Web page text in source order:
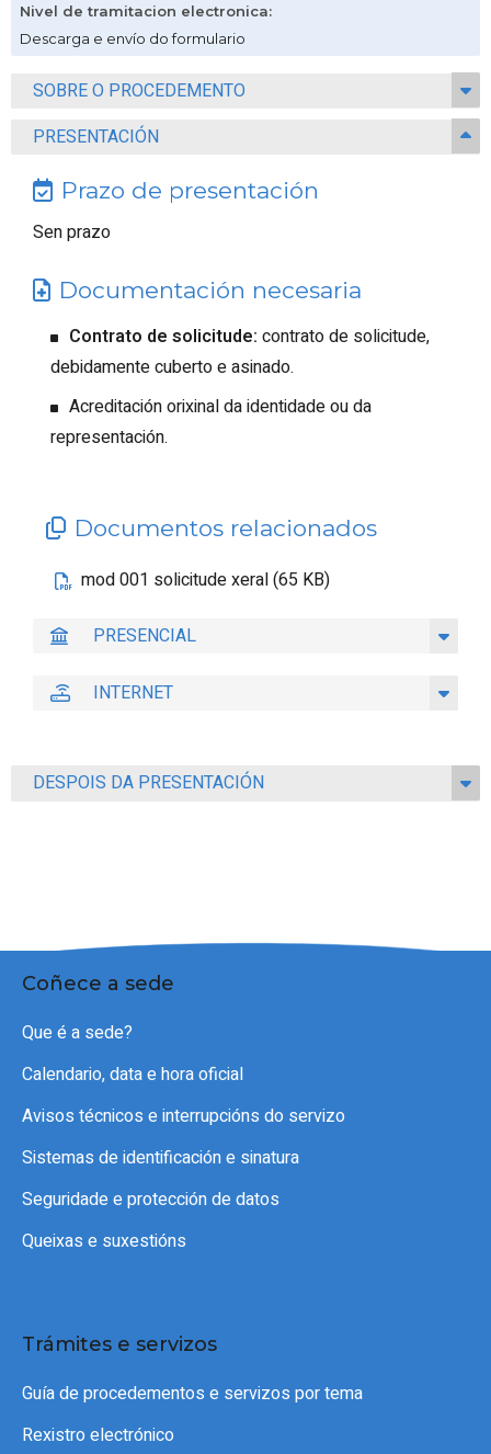
Nivel de tramitacion electronica:
Descarga e envío do formulario
SOBRE O PROCEDEMENTO
PRESENTACIÓN
Prazo de presentación
Sen prazo
Documentación necesaria
Contrato de solicitude: contrato de solicitude,
debidamente cuberto e asinado.
Acreditación orixinal da identidade ou da
representación.
Documentos relacionados
mod 001 solicitude xeral (65 KB)
PRESENCIAL
INTERNET
DESPOIS DA PRESENTACIÓN
Coñece a sede
Que é a sede?
Calendario, data e hora oficial
Avisos técnicos e interrupcións do servizo
Sistemas de identificación e sinatura
Seguridade e protección de datos
Queixas e suxestións
Trámites e servizos
Guía de procedementos e servizos por tema
Rexistro electrónico